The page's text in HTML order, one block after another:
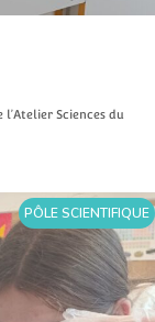
l’Atelier Sciences du
PÔLE SCIENTIFIQUE